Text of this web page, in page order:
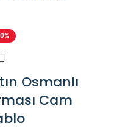
Osmanlı
Cam